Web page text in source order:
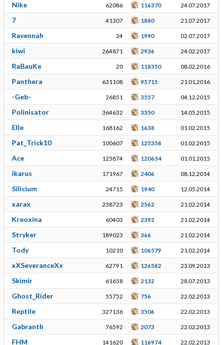
Nike 62086 116370 24.07.2017
7 41307 1880 21.07.2017
Ravennah 24 1990 02.07.2017
kiwi 264871 2936 24.02.2017
RaBauKe 20 118350 08.02.2016
Panthera 631108 95715 21.01.2016
-Geb- 26851 3557 04.12.2015
Polinisator 364632 3350 14.05.2015
Elle 168162 1638 01.02.2015
Pat_Trick10 100607 125358 01.02.2015
Ace 125874 120634 01.01.2015
ikarus 171967 2406 08.12.2014
Silicium 24715 1940 12.05.2014
xarax 238723 2562 21.02.2014
Kreoxina 60403 2392 21.02.2014
Stryker 189023 366 21.02.2014
Tody 10210 106579 21.02.2014
xXSeveranceXx 62791 126582 23.09.2013
Skimir 61658 2132 28.07.2013
Ghost_Rider 55752 756 22.02.2013
Reptile 327136 3506 22.02.2013
Gabranth 76592 2073 22.02.2013
FHM 141620 116974 22.02.2013